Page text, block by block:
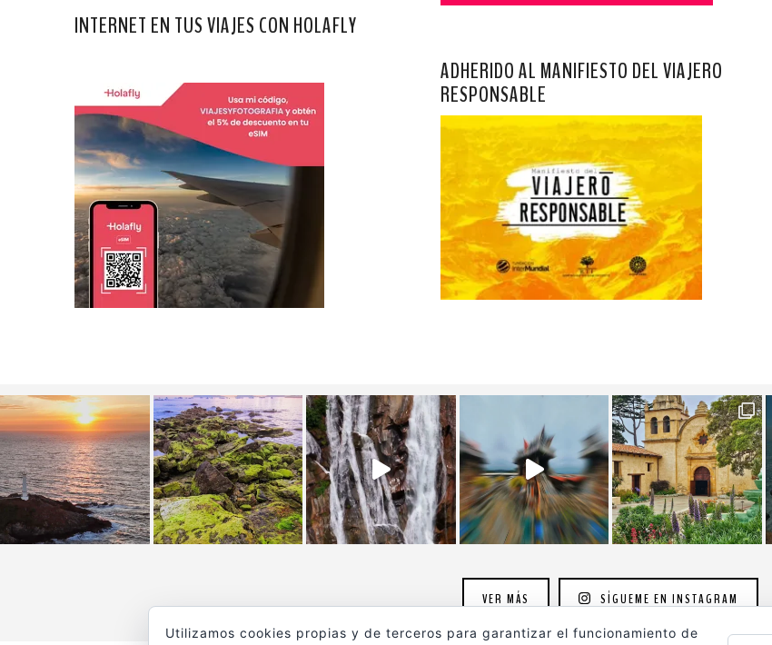
INTERNET EN TUS VIAJES CON HOLAFLY
ADHERIDO AL MANIFIESTO DEL VIAJERO
RESPONSABLE
VER MÁS SÍGUEME EN INSTAGRAM
Utilizamos cookies propias y de terceros para garantizar el funcionamiento de